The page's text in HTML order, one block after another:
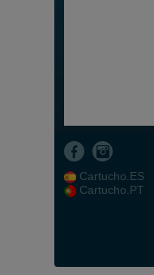
Cartucho.ES
Cartucho.PT